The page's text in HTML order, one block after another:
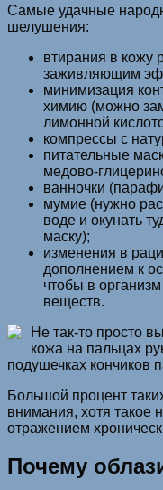
Самые удачные
шелушения:
втирания в кожу
заживляющим
минимизация
химию (можно
лимонной
компрессы с
питательные
медово-
ванночки
мумие (нужно
воде и окунать
маску);
изменения в
дополнением к
чтобы в
веществ.
Не так-то просто
кожа на пальцах
подушечках кончиков
Большой процент
внимания, хотя такое
отражением
Почему